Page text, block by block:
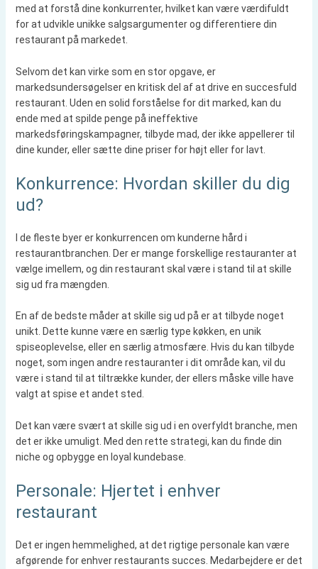
med at forstå dine konkurrenter, hvilket kan være værdifuldt
for at udvikle unikke salgsargumenter og differentiere din
restaurant på markedet.
Selvom det kan virke som en stor opgave, er
markedsundersøgelser en kritisk del af at drive en succesfuld
restaurant. Uden en solid forståelse for dit marked, kan du
ende med at spilde penge på ineffektive
markedsføringskampagner, tilbyde mad, der ikke appellerer til
dine kunder, eller sætte dine priser for højt eller for lavt.
Konkurrence: Hvordan skiller du dig
ud?
I de fleste byer er konkurrencen om kunderne hård i
restaurantbranchen. Der er mange forskellige restauranter at
vælge imellem, og din restaurant skal være i stand til at skille
sig ud fra mængden.
En af de bedste måder at skille sig ud på er at tilbyde noget
unikt. Dette kunne være en særlig type køkken, en unik
spiseoplevelse, eller en særlig atmosfære. Hvis du kan tilbyde
noget, som ingen andre restauranter i dit område kan, vil du
være i stand til at tiltrække kunder, der ellers måske ville have
valgt at spise et andet sted.
Det kan være svært at skille sig ud i en overfyldt branche, men
det er ikke umuligt. Med den rette strategi, kan du finde din
niche og opbygge en loyal kundebase.
Personale: Hjertet i enhver
restaurant
Det er ingen hemmelighed, at det rigtige personale kan være
afgørende for enhver restaurants succes. Medarbejdere er det